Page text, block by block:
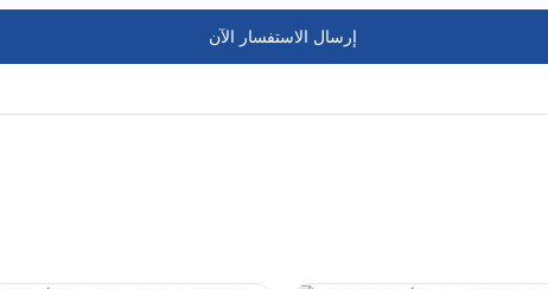
إرسال الاستفسار الآن